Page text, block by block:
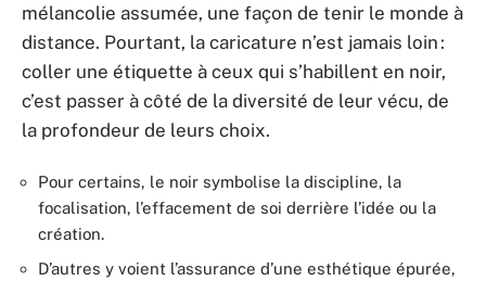
mélancolie assumée, une façon de tenir le monde à
distance. Pourtant, la caricature n’est jamais loin :
coller une étiquette à ceux qui s’habillent en noir,
c’est passer à côté de la diversité de leur vécu, de
la profondeur de leurs choix.
Pour certains, le noir symbolise la discipline, la
focalisation, l’effacement de soi derrière l’idée ou la
création.
D’autres y voient l’assurance d’une esthétique épurée,